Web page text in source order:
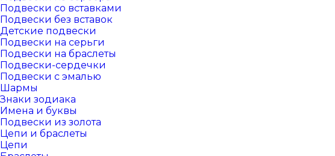
Подвески со вставками
Подвески без вставок
Детские подвески
Подвески на серьги
Подвески на браслеты
Подвески-сердечки
Подвески с эмалью
Шармы
Знаки зодиака
Имена и буквы
Подвески из золота
Цепи и браслеты
Цепи